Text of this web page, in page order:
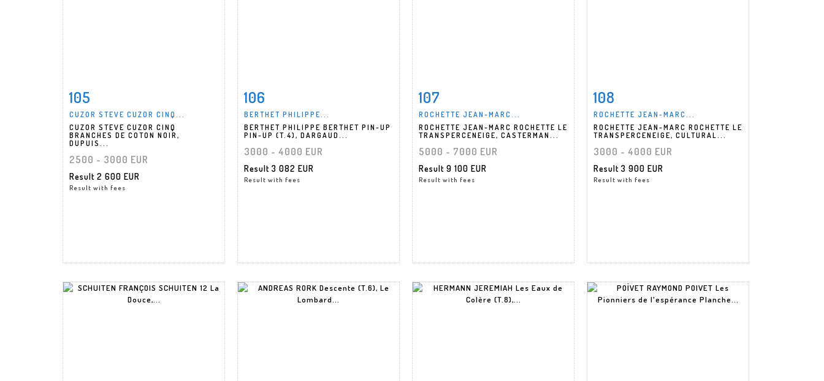
Item detail
105
CUZOR STEVE CUZOR CINQ...
CUZOR STEVE CUZOR CINQ
BRANCHES DE COTON NOIR,
DUPUIS...
2500 - 3000 EUR
Result 2 600 EUR
Result with fees
Item detail
106
BERTHET PHILIPPE...
BERTHET PHILIPPE BERTHET PIN-UP
PIN-UP (T.4), DARGAUD...
3000 - 4000 EUR
Result 3 082 EUR
Result with fees
Item detail
107
ROCHETTE JEAN-MARC...
ROCHETTE JEAN-MARC ROCHETTE LE
TRANSPERCENEIGE, CASTERMAN...
5000 - 7000 EUR
Result 9 100 EUR
Result with fees
Item detail
108
ROCHETTE JEAN-MARC...
ROCHETTE JEAN-MARC ROCHETTE LE
TRANSPERCENEIGE, CULTURAL...
3000 - 4000 EUR
Result 3 900 EUR
Result with fees